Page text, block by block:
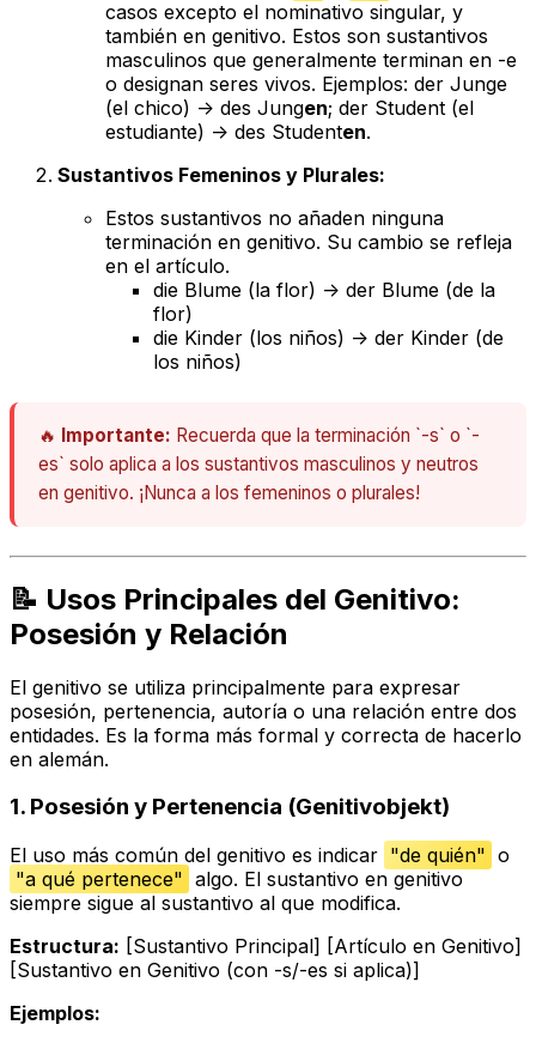
casos excepto el nominativo singular, y
también en genitivo. Estos son sustantivos
masculinos que generalmente terminan en -e
o designan seres vivos. Ejemplos: der Junge
(el chico) -> des Jungen; der Student (el
estudiante) -> des Studenten.
Sustantivos Femeninos y Plurales:
Estos sustantivos no añaden ninguna
terminación en genitivo. Su cambio se refleja
en el artículo.
die Blume (la flor) -> der Blume (de la
flor)
die Kinder (los niños) -> der Kinder (de
los niños)
🔥 Importante: Recuerda que la terminación `-s` o `-
es` solo aplica a los sustantivos masculinos y neutros
en genitivo. ¡Nunca a los femeninos o plurales!
📝 Usos Principales del Genitivo:
Posesión y Relación
El genitivo se utiliza principalmente para expresar
posesión, pertenencia, autoría o una relación entre dos
entidades. Es la forma más formal y correcta de hacerlo
en alemán.
1. Posesión y Pertenencia (Genitivobjekt)
El uso más común del genitivo es indicar "de quién" o
"a qué pertenece" algo. El sustantivo en genitivo
siempre sigue al sustantivo al que modifica.
Estructura: [Sustantivo Principal] [Artículo en Genitivo]
[Sustantivo en Genitivo (con -s/-es si aplica)]
Ejemplos: